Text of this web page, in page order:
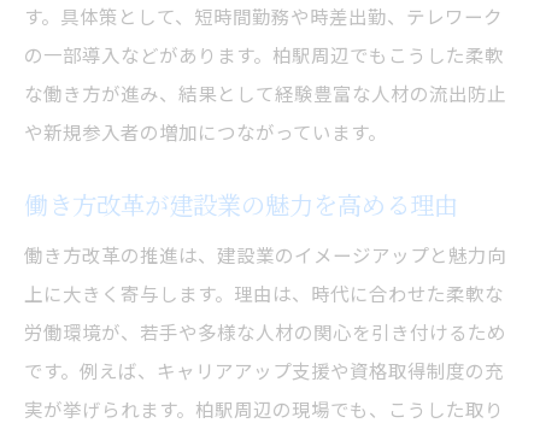
す。具体策として、短時間勤務や時差出勤、テレワーク
の一部導入などがあります。柏駅周辺でもこうした柔軟
な働き方が進み、結果として経験豊富な人材の流出防止
や新規参入者の増加につながっています。
働き方改革が建設業の魅力を高める理由
働き方改革の推進は、建設業のイメージアップと魅力向
上に大きく寄与します。理由は、時代に合わせた柔軟な
労働環境が、若手や多様な人材の関心を引き付けるため
です。例えば、キャリアアップ支援や資格取得制度の充
実が挙げられます。柏駅周辺の現場でも、こうした取り